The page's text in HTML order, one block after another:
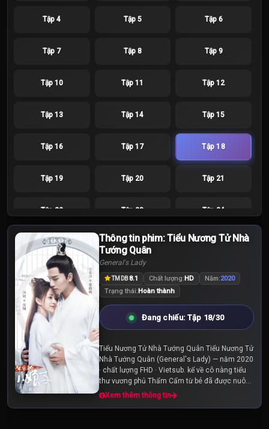
Tập 4 Tập 5 Tập 6
Tập 7 Tập 8 Tập 9
Tập 10 Tập 11 Tập 12
Tập 13 Tập 14 Tập 15
Tập 16 Tập 17 Tập 18
Tập 19 Tập 20 Tập 21
Tập 22 Tập 23 Tập 24
Tập 25 Tập 26 Tập 27
Tập 28 Tập 29 Tập 30
Thông tin phim: Tiểu Nương Tử Nhà
Tướng Quân
General's Lady
TMDB8.1 Chất lượng:HD Năm:2020
Trạng thái:Hoàn thành
Đang chiếu: Tập 18/30
Tiểu Nương Tử Nhà Tướng Quân Tiểu Nương Tử
Nhà Tướng Quân (General's Lady) — năm 2020
· chất lượng FHD · Vietsub. kể về cô nàng tiểu
thư vương phủ Thẩm Cẩm từ bé đã được nuông
chiều bảo bọc trong phủ, nhưng lại bị hoàng
Xem thêm thông tin